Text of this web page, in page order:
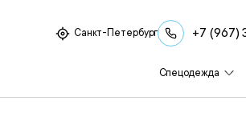
Санкт-Петербург +7 (967)
Спецодежда